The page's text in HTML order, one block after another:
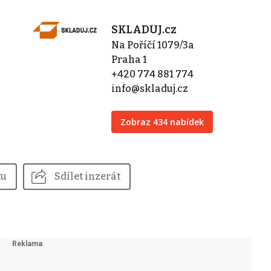
SKLADUJ.cz
Na Poříčí 1079/3a
Praha 1
+420 774 881 774
info@skladuj.cz
Zobraz 434 nabídek
Sdílet inzerát